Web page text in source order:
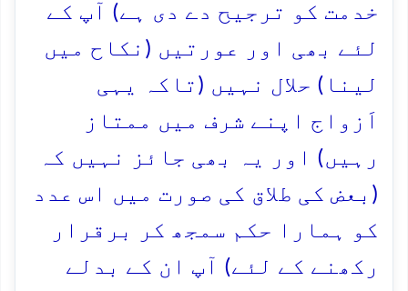
خدمت کو ترجیح دے دی ہے) آپ کے
لئے بھی اور عورتیں (نکاح میں
لینا) حلال نہیں (تاکہ یہی
اَزواج اپنے شرف میں ممتاز
رہیں) اور یہ بھی جائز نہیں کہ
(بعض کی طلاق کی صورت میں اس عدد
کو ہمارا حکم سمجھ کر برقرار
رکھنے کے لئے) آپ ان کے بدلے